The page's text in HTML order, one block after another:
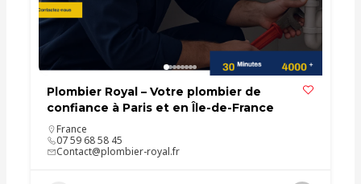
Plombier Royal – Votre plombier de
confiance à Paris et en Île-de-France
France
07 59 68 58 45
Contact@plombier-royal.fr